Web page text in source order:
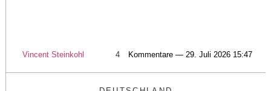
Vincent Steinkohl 4 Kommentare — 29. Juli 2026 15:47